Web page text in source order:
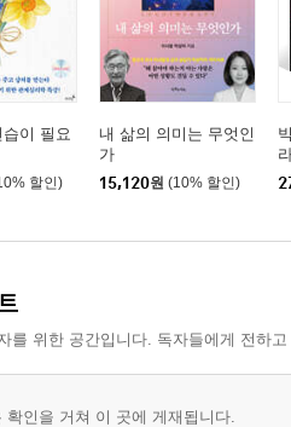
이 필요
할인)
내 삶의 의미는 무엇인
가
15,120원 (10% 할인)
를 위한 공간입니다. 독자들에게 전하
확인을 거쳐 이 곳에 게재됩니다.